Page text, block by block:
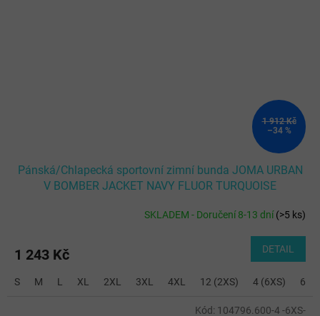
1 912 Kč
–34 %
Pánská/Chlapecká sportovní zimní bunda JOMA URBAN
V BOMBER JACKET NAVY FLUOR TURQUOISE
SKLADEM - Doručení 8-13 dní(>5 ks)
1 243 Kč DETAIL
S M L XL 2XL 3XL 4XL 12 (2XS) 4 (6XS) 6
Kód: 104796.600-4 -6XS-